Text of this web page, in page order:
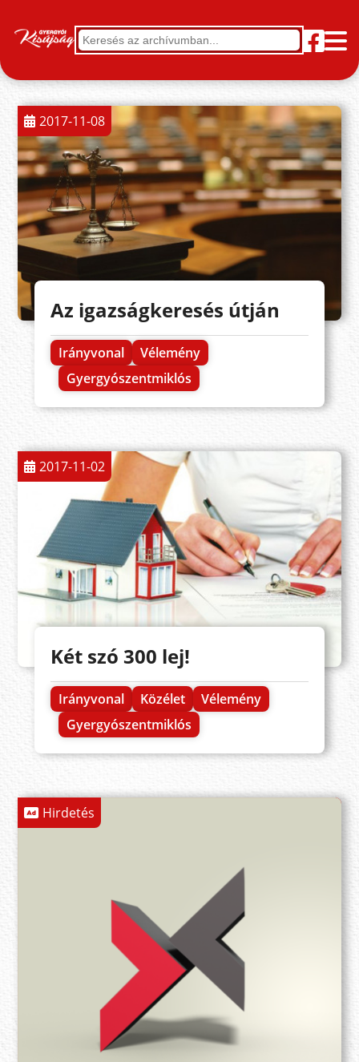
2017-11-08
Az igazságkeresés útján
Irányvonal
Vélemény
Gyergyószentmiklós
2017-11-02
Két szó 300 lej!
Irányvonal Közélet
Vélemény
Gyergyószentmiklós
Hirdetés